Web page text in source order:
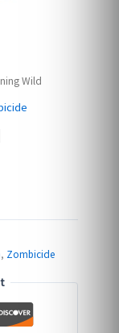
Wild
, Zombicide